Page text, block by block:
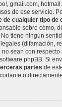
gmail.com,
de ese servicio.
de cualquier tipo de
sobre cómo,
tiene ningún
(difamación,
no sean con
phpBB. Si
partes de
o